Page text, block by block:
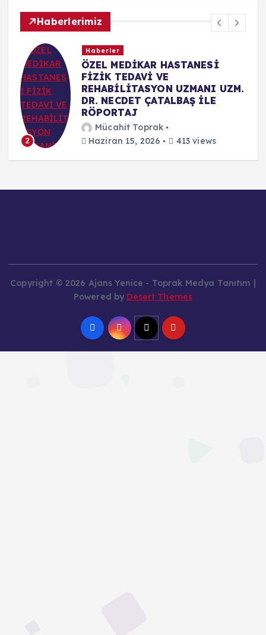
Haberlerimiz
2
Haberler
ÖZEL MEDİKAR HASTANESİ
FİZİK TEDAVİ VE
REHABİLİTASYON UZMANI UZM.
DR. NECDET ÇATALBAŞ İLE
RÖPORTAJ
Mücahit Toprak
Haziran 15, 2026
413 views
Copyright © 2026 Ajans Yenice - Toprak Medya Tanıtım |
Powered by Desert Themes